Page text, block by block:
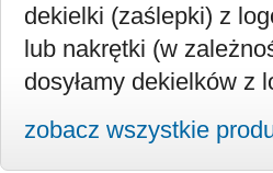
dekielki (zaślepki) z
lub nakrętki (w
dosyłamy dekielków z
zobacz wszystkie